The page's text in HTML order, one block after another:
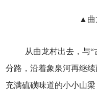
▲曲
从曲龙村出去，与
分路，沿着象泉河再继
充满硫磺味道的小小山